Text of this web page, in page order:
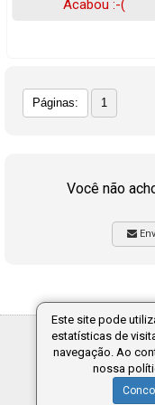
Acabou :-(
Páginas: 1
Você não
Este site pode
estatísticas de
navegação. Ao
nossa